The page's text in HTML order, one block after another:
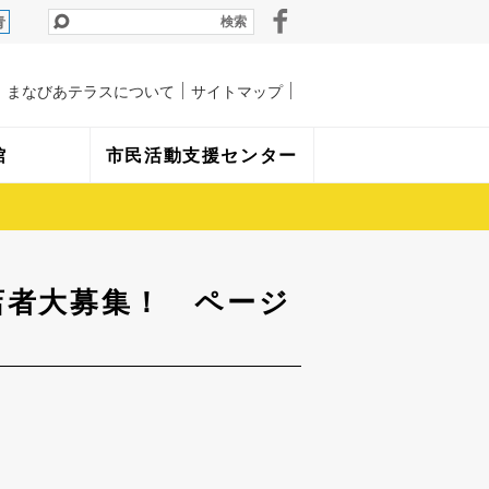
市民活動支援センター
まなびあテラスについて サイトマップ
者大募集！ ページ